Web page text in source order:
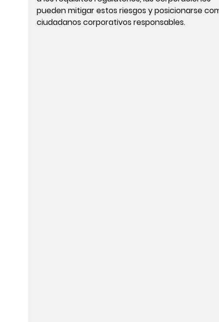
pueden mitigar estos riesgos y posicionarse
ciudadanos corporativos responsables.